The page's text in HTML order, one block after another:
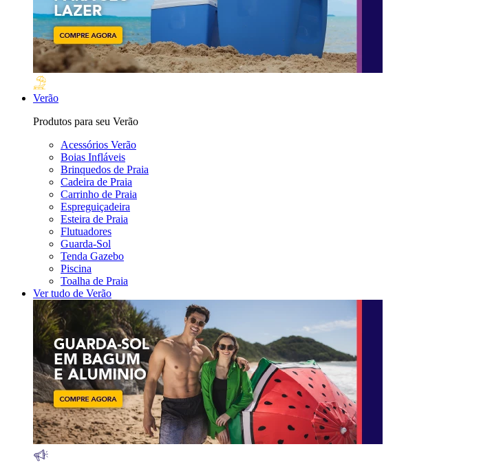
Verão
Produtos para seu Verão
Acessórios Verão
Boias Infláveis
Brinquedos de Praia
Cadeira de Praia
Carrinho de Praia
Espreguiçadeira
Esteira de Praia
Flutuadores
Guarda-Sol
Tenda Gazebo
Piscina
Toalha de Praia
Ver tudo de Verão